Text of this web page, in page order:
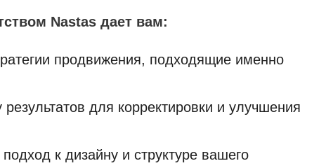
Nastas дает вам:
продвижения, подходящие именно
результатов для корректировки и улучшения
к дизайну и структуре вашего